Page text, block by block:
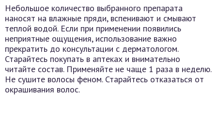
Небольшое количество выбранного препарата
наносят на влажные пряди, вспенивают и смывают
теплой водой. Если при применении появились
неприятные ощущения, использование важно
прекратить до консультации с дерматологом.
Старайтесь покупать в аптеках и внимательно
читайте состав. Применяйте не чаще 1 раза в неделю.
Не сушите волосы феном. Старайтесь отказаться от
окрашивания волос.